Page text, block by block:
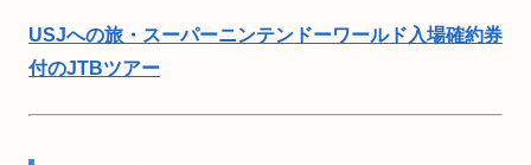
USJへの旅・スーパーニンテンドーワールド入場確約券
付のJTBツアー